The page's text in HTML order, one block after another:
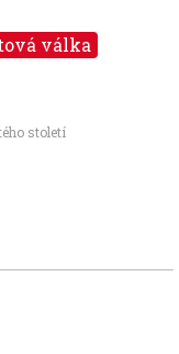
válka
století